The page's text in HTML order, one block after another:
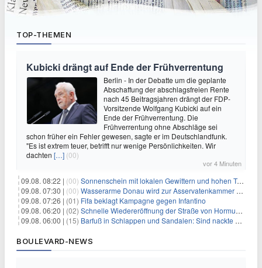
TOP-THEMEN
Kubicki drängt auf Ende der Frühverrentung
Berlin - In der Debatte um die geplante
Abschaffung der abschlagsfreien Rente
nach 45 Beitragsjahren drängt der FDP-
Vorsitzende Wolfgang Kubicki auf ein
Ende der Frühverrentung. Die
Frühverrentung ohne Abschläge sei
schon früher ein Fehler gewesen, sagte er im Deutschlandfunk.
"Es ist extrem teuer, betrifft nur wenige Persönlichkeiten. Wir
dachten […] (00)
vor 4 Minuten
09.08. 08:22 | (00) Sonnenschein mit lokalen Gewittern und hohen Temperaturen
09.08. 07:30 | (00) Wasserarme Donau wird zur Asservatenkammer der Geschichte
09.08. 07:26 | (01) Fifa beklagt Kampagne gegen Infantino
09.08. 06:20 | (02) Schnelle Wiedereröffnung der Straße von Hormus ungewiss
09.08. 06:00 | (15) Barfuß in Schlappen und Sandalen: Sind nackte Füße eklig?
BOULEVARD-NEWS